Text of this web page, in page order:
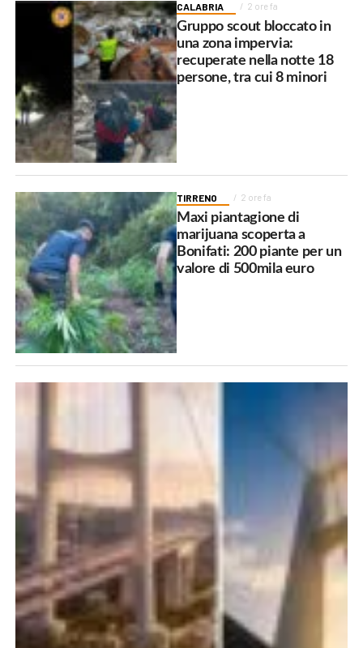
CALABRIA 2 ore fa
Gruppo scout bloccato in
una zona impervia:
recuperate nella notte 18
persone, tra cui 8 minori
TIRRENO 2 ore fa
Maxi piantagione di
marijuana scoperta a
Bonifati: 200 piante per un
valore di 500mila euro